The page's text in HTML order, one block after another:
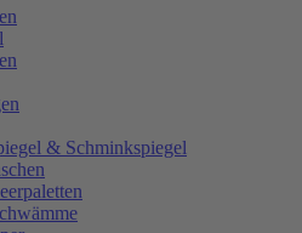
& Schminkspiegel